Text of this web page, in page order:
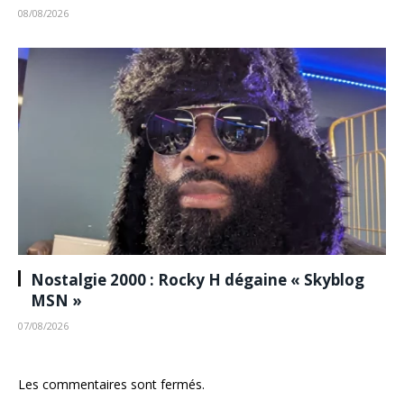
08/08/2026
Nostalgie 2000 : Rocky H dégaine « Skyblog
MSN »
07/08/2026
Les commentaires sont fermés.